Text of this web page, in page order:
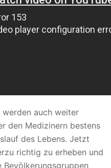
werden auch weiter
den Medizinern bestens
des Lebens. Jetzt
richtig zu erheben und
Bevölkerungsgruppen